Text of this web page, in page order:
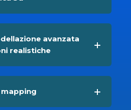
avanzata
realistiche
mapping